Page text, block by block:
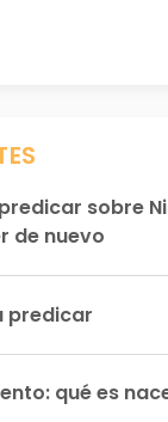
sobre
de nuevo
predicar
qué es